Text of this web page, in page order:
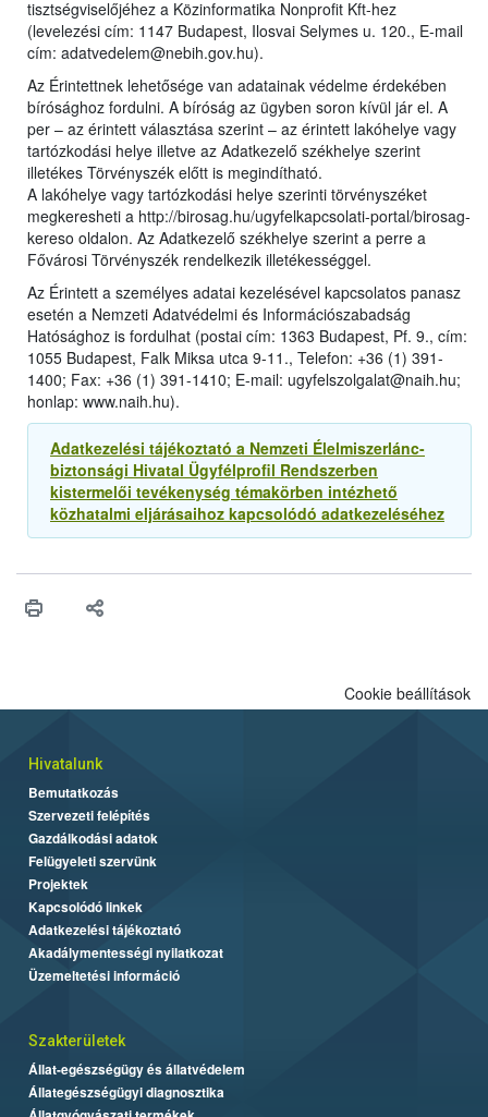
tisztségviselőjéhez a Közinformatika Nonprofit Kft-hez
(levelezési cím: 1147 Budapest, Ilosvai Selymes u. 120., E-mail
cím: adatvedelem@nebih.gov.hu).
Az Érintettnek lehetősége van adatainak védelme érdekében
bírósághoz fordulni. A bíróság az ügyben soron kívül jár el. A
per – az érintett választása szerint – az érintett lakóhelye vagy
tartózkodási helye illetve az Adatkezelő székhelye szerint
illetékes Törvényszék előtt is megindítható.
A lakóhelye vagy tartózkodási helye szerinti törvényszéket
megkeresheti a http://birosag.hu/ugyfelkapcsolati-portal/birosag-
kereso oldalon. Az Adatkezelő székhelye szerint a perre a
Fővárosi Törvényszék rendelkezik illetékességgel.
Az Érintett a személyes adatai kezelésével kapcsolatos panasz
esetén a Nemzeti Adatvédelmi és Információszabadság
Hatósághoz is fordulhat (postai cím: 1363 Budapest, Pf. 9., cím:
1055 Budapest, Falk Miksa utca 9-11., Telefon: +36 (1) 391-
1400; Fax: +36 (1) 391-1410; E-mail: ugyfelszolgalat@naih.hu;
honlap: www.naih.hu).
Adatkezelési tájékoztató a Nemzeti Élelmiszerlánc-
biztonsági Hivatal Ügyfélprofil Rendszerben
kistermelői tevékenység témakörben intézhető
közhatalmi eljárásaihoz kapcsolódó adatkezeléséhez
Cookie beállítások
Hivatalunk
Bemutatkozás
Szervezeti felépítés
Gazdálkodási adatok
Felügyeleti szervünk
Projektek
Kapcsolódó linkek
Adatkezelési tájékoztató
Akadálymentességi nyilatkozat
Üzemeltetési információ
Szakterületek
Állat-egészségügy és állatvédelem
Állategészségügyi diagnosztika